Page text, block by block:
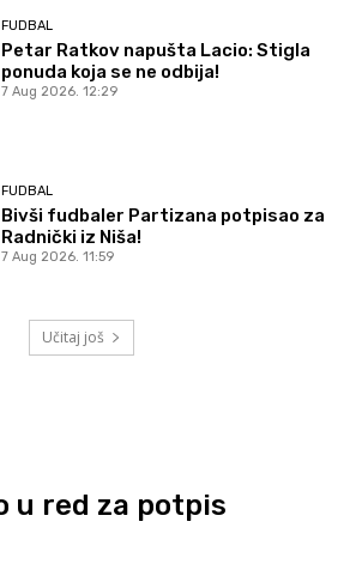
FUDBAL
Petar Ratkov napušta Lacio: Stigla
ponuda koja se ne odbija!
7 Aug 2026. 12:29
FUDBAL
Bivši fudbaler Partizana potpisao za
Radnički iz Niša!
7 Aug 2026. 11:59
Učitaj još